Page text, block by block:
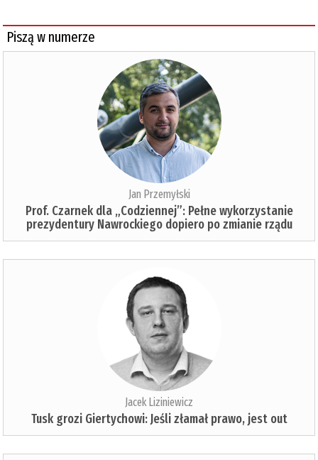
Piszą w numerze
Jan Przemyłski
Prof. Czarnek dla „Codziennej”: Pełne wykorzystanie
prezydentury Nawrockiego dopiero po zmianie rządu
Jacek Liziniewicz
Tusk grozi Giertychowi: Jeśli złamał prawo, jest out